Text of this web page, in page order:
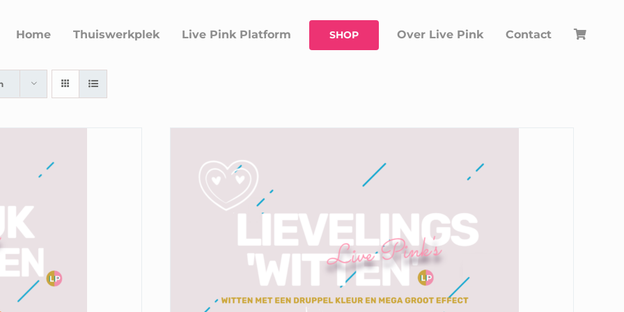
Home Thuiswerkplek Live Pink Platform SHOP Over Live Pink Contact